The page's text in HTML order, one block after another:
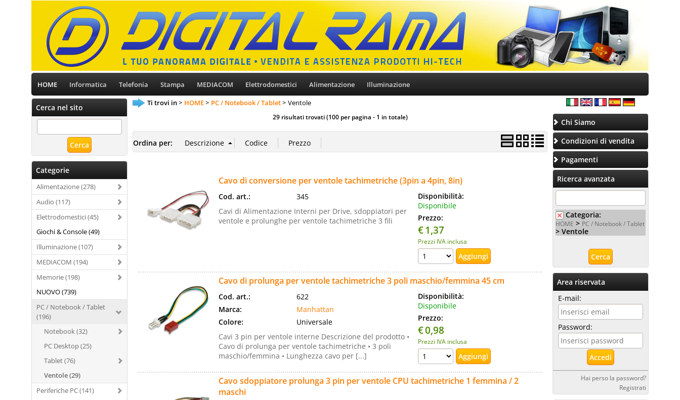
HOME Informatica Telefonia Stampa MEDIACOM Elettrodomestici Alimentazione Illuminazione
Cerca nel sito
Categorie
Alimentazione (278)
Audio (117)
Elettrodomestici (45)
Giochi & Console (49)
Illuminazione (107)
MEDIACOM (194)
Memorie (198)
NUOVO (739)
PC / Notebook / Tablet
(196)
Notebook (32)
PC Desktop (25)
Tablet (76)
Ventole (29)
Periferiche PC (141)
Ti trovi in HOME PC / Notebook / Tablet Ventole
29 risultati trovati (100 per pagina - 1 in totale)
Ordina per:
Cavo di conversione per ventole tachimetriche (3pin a 4pin, 8in)
Cod. art.:
345
Cavi di Alimentazione Interni per Drive, sdoppiatori per
ventole e prolunghe per ventole tachimetriche 3 fili
Disponibilità:
Disponibile
Prezzo:
€1,37
Prezzi IVA inclusa
Cavo di prolunga per ventole tachimetriche 3 poli maschio/femmina 45 cm
Cod. art.:
622
Marca:
Manhattan
Colore:
Universale
Cavi 3 pin per ventole interne Descrizione del prodotto •
Cavo di prolunga per ventole tachimetriche • 3 poli
maschio/femmina • Lunghezza cavo per [...]
Disponibilità:
Disponibile
Prezzo:
€0,98
Prezzi IVA inclusa
Cavo sdoppiatore prolunga 3 pin per ventole CPU tachimetriche 1 femmina / 2
maschi
Chi Siamo
Condizioni di vendita
Pagamenti
Ricerca avanzata
Categoria:
HOME > PC / Notebook / Tablet
> Ventole
Area riservata
E-mail:
Password:
Hai perso la password?
Registrati